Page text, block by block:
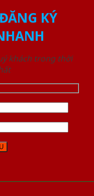
KÝ
khách trong thời